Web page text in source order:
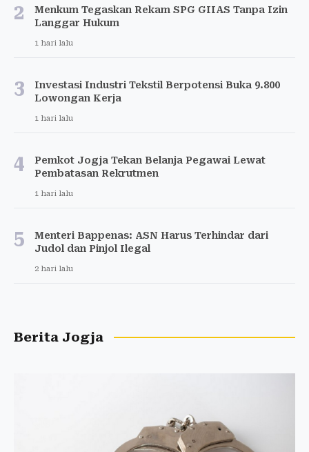
2
Menkum Tegaskan Rekam SPG GIIAS Tanpa Izin
Langgar Hukum
1 hari lalu
3
Investasi Industri Tekstil Berpotensi Buka 9.800
Lowongan Kerja
1 hari lalu
4
Pemkot Jogja Tekan Belanja Pegawai Lewat
Pembatasan Rekrutmen
1 hari lalu
5
Menteri Bappenas: ASN Harus Terhindar dari
Judol dan Pinjol Ilegal
2 hari lalu
Berita Jogja